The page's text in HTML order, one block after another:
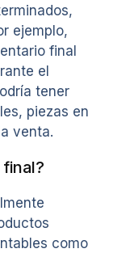
ejemplo,
final
el
tener
piezas en
venta.
como